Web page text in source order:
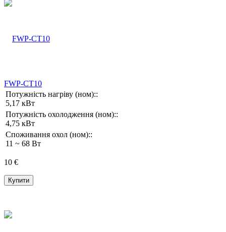
FWP-CT10
Потужність нагріву (ном)::
5,17 кВт
Потужність охолодження (ном)::
4,75 кВт
Споживання охол (ном)::
11 ~ 68 Вт
10 €
Купити